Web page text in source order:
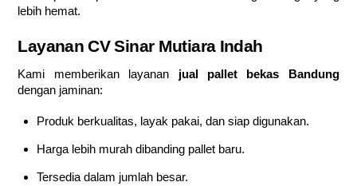
lebih hemat.
Layanan CV Sinar Mutiara Indah
Kami memberikan layanan jual pallet bekas Bandung
dengan jaminan:
Produk berkualitas, layak pakai, dan siap digunakan.
Harga lebih murah dibanding pallet baru.
Tersedia dalam jumlah besar.